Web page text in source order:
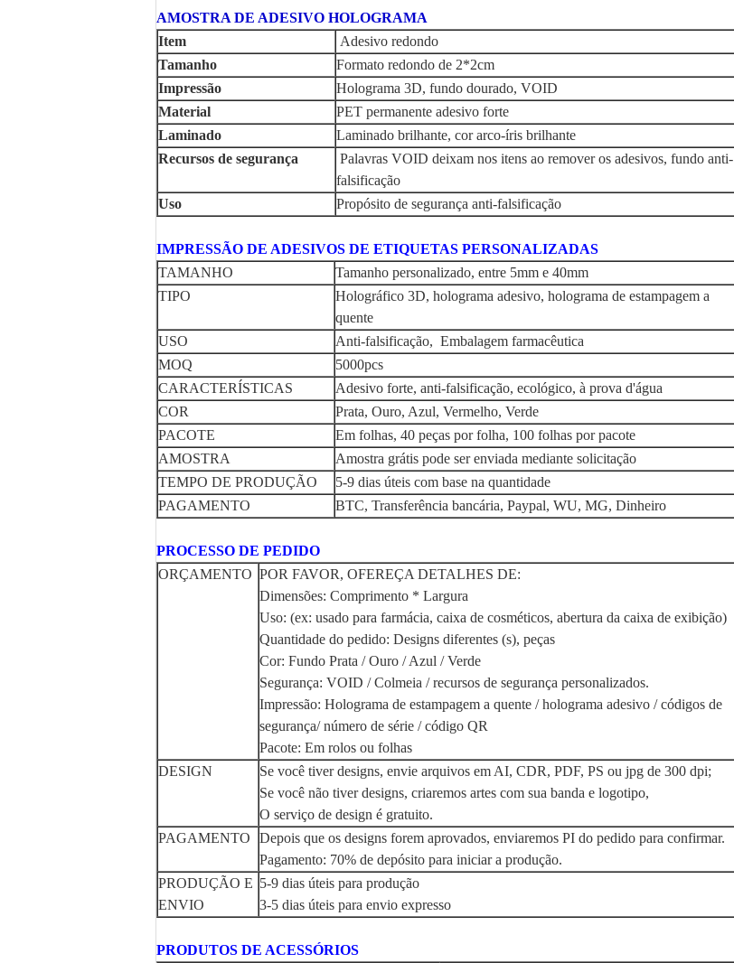
AMOSTRA DE ADESIVO HOLOGRAMA
Item
Adesivo redondo
Tamanho
Formato redondo de 2*2cm
Impressão
Holograma 3D, fundo dourado, VOID
Material
PET permanente adesivo forte
Laminado
Laminado brilhante, cor arco-íris brilhante
Recursos de segurança
Palavras VOID deixam nos itens ao remover os adesivos, fundo anti-
falsificação
Uso
Propósito de segurança anti-falsificação
IMPRESSÃO DE ADESIVOS DE ETIQUETAS PERSONALIZADAS
TAMANHO
Tamanho personalizado, entre 5mm e 40mm
TIPO
Holográfico 3D, holograma adesivo, holograma de estampagem a
quente
USO
Anti-falsificação, Embalagem farmacêutica
MOQ
5000pcs
CARACTERÍSTICAS
Adesivo forte, anti-falsificação, ecológico, à prova d'água
COR
Prata, Ouro, Azul, Vermelho, Verde
PACOTE
Em folhas, 40 peças por folha, 100 folhas por pacote
AMOSTRA
Amostra grátis pode ser enviada mediante solicitação
TEMPO DE PRODUÇÃO
5-9 dias úteis com base na quantidade
PAGAMENTO
BTC, Transferência bancária, Paypal, WU, MG, Dinheiro
PROCESSO DE PEDIDO
ORÇAMENTO POR FAVOR, OFEREÇA DETALHES DE:
Dimensões: Comprimento * Largura
Uso: (ex: usado para farmácia, caixa de cosméticos, abertura da caixa de exibição)
Quantidade do pedido: Designs diferentes (s), peças
Cor: Fundo Prata / Ouro / Azul / Verde
Segurança: VOID / Colmeia / recursos de segurança personalizados.
Impressão: Holograma de estampagem a quente / holograma adesivo / códigos de
segurança/ número de série / código QR
Pacote: Em rolos ou folhas
DESIGN
Se você tiver designs, envie arquivos em AI, CDR, PDF, PS ou jpg de 300 dpi;
Se você não tiver designs, criaremos artes com sua banda e logotipo,
O serviço de design é gratuito.
PAGAMENTO
Depois que os designs forem aprovados, enviaremos PI do pedido para confirmar.
Pagamento: 70% de depósito para iniciar a produção.
PRODUÇÃO E
ENVIO
5-9 dias úteis para produção
3-5 dias úteis para envio expresso
PRODUTOS DE ACESSÓRIOS